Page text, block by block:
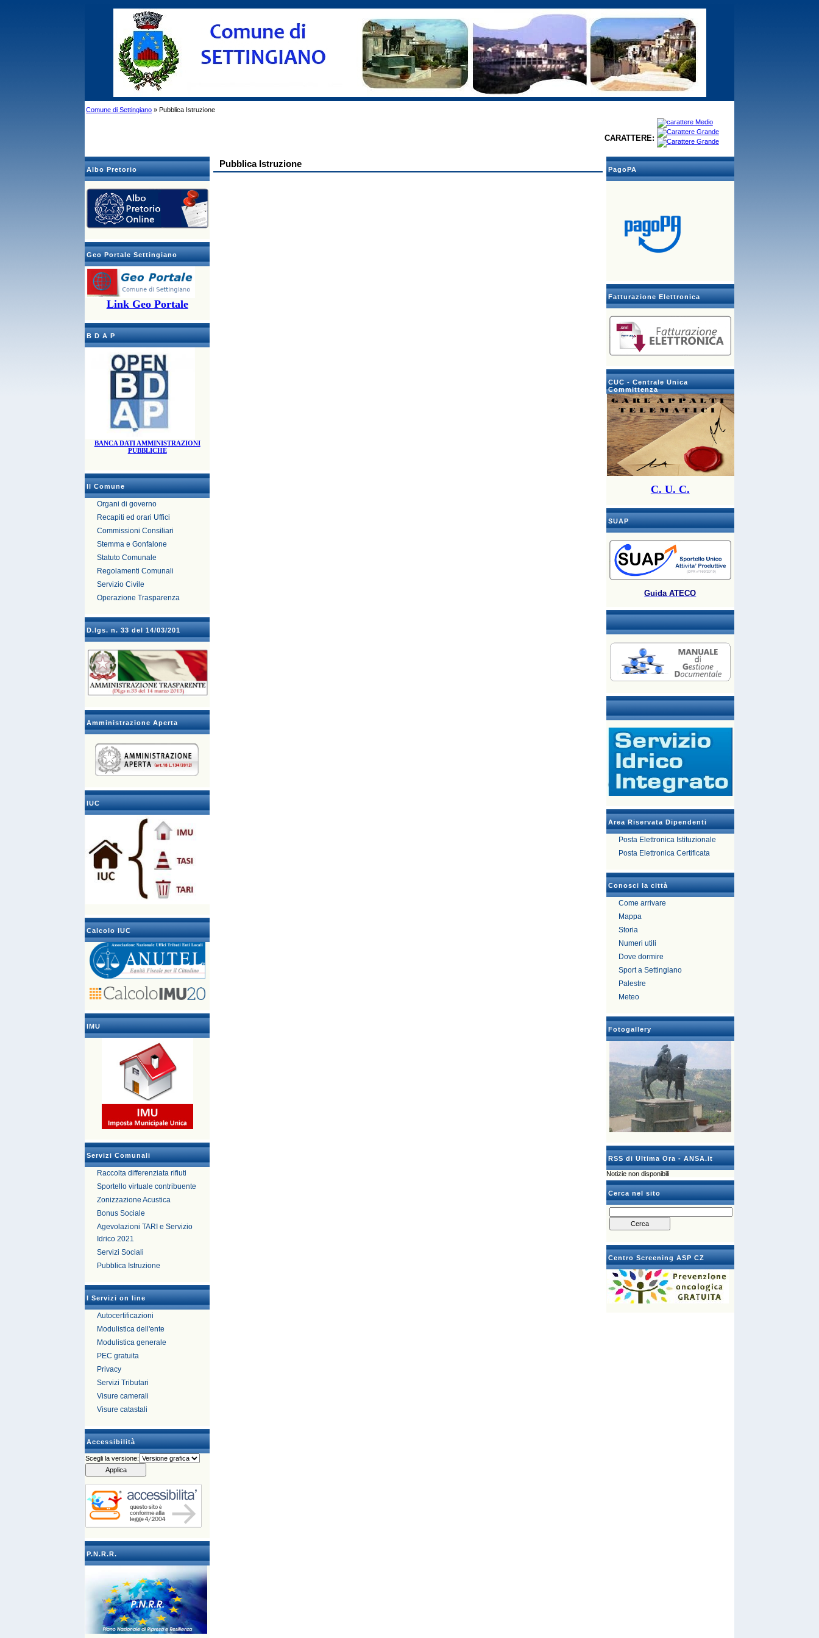
Comune di Settingiano » Pubblica Istruzione
CARATTERE:
Albo Pretorio
Geo Portale Settingiano
Link Geo Portale
B D A P
BANCA DATI AMMINISTRAZIONI
PUBBLICHE
Il Comune
Organi di governo
Recapiti ed orari Uffici
Commissioni Consiliari
Stemma e Gonfalone
Statuto Comunale
Regolamenti Comunali
Servizio Civile
Operazione Trasparenza
D.lgs. n. 33 del 14/03/201
Amministrazione Aperta
IUC
Calcolo IUC
IMU
Servizi Comunali
Raccolta differenziata rifiuti
Sportello virtuale contribuente
Zonizzazione Acustica
Bonus Sociale
Agevolazioni TARI e Servizio
Idrico 2021
Servizi Sociali
Pubblica Istruzione
I Servizi on line
Autocertificazioni
Modulistica dell'ente
Modulistica generale
PEC gratuita
Privacy
Servizi Tributari
Visure camerali
Visure catastali
Accessibilità
Scegli la versione:
P.N.R.R.
PagoPA
Fatturazione Elettronica
CUC - Centrale Unica
Committenza
C. U. C.
SUAP
Guida ATECO
Area Riservata Dipendenti
Posta Elettronica Istituzionale
Posta Elettronica Certificata
Conosci la città
Come arrivare
Mappa
Storia
Numeri utili
Dove dormire
Sport a Settingiano
Palestre
Meteo
Fotogallery
RSS di Ultima Ora - ANSA.it
Notizie non disponibili
Cerca nel sito
Centro Screening ASP CZ
Pubblica Istruzione